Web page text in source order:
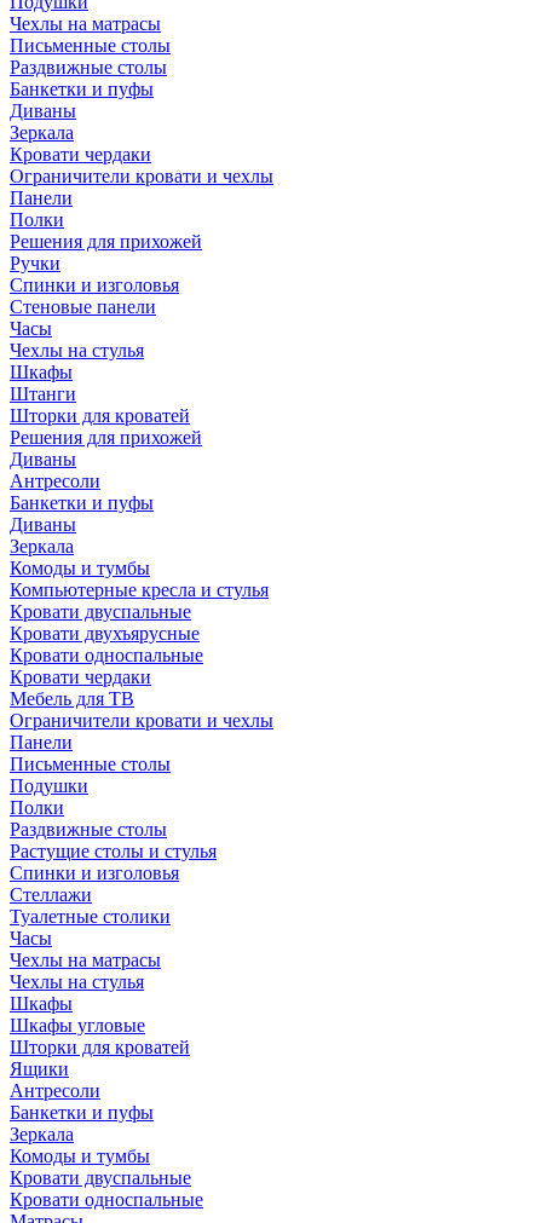
Чехлы на матрасы
Письменные столы
Раздвижные столы
Банкетки и пуфы
Диваны
Зеркала
Кровати чердаки
Ограничители кровати и чехлы
Панели
Полки
Решения для прихожей
Ручки
Спинки и изголовья
Стеновые панели
Часы
Чехлы на стулья
Шкафы
Штанги
Шторки для кроватей
Решения для прихожей
Диваны
Антресоли
Банкетки и пуфы
Диваны
Зеркала
Комоды и тумбы
Компьютерные кресла и стулья
Кровати двуспальные
Кровати двухъярусные
Кровати односпальные
Кровати чердаки
Мебель для ТВ
Ограничители кровати и чехлы
Панели
Письменные столы
Подушки
Полки
Раздвижные столы
Растущие столы и стулья
Спинки и изголовья
Стеллажи
Туалетные столики
Часы
Чехлы на матрасы
Чехлы на стулья
Шкафы
Шкафы угловые
Шторки для кроватей
Ящики
Антресоли
Банкетки и пуфы
Зеркала
Комоды и тумбы
Кровати двуспальные
Кровати односпальные